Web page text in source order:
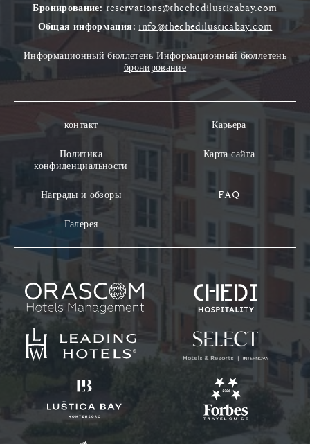
Бронирование: reservations@thechedilusticabay.com
Общая информация: info@thechedilusticabay.com
Информационный бюллетень Информационный бюллетень
бронирование
контакт
Карьера
Политика
конфиденциальности
Карта сайта
Награды и обзоры
FAQ
Галерея